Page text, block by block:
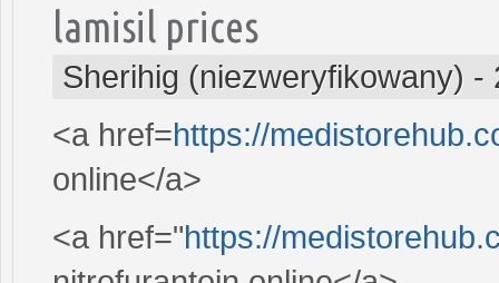
lamisil prices
Sherihig (niezweryfikowany) -
<a href=https://
online</a>
<a href="https://